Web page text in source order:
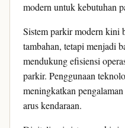
modern untuk kebutuhan
Sistem parkir modern kini
tambahan, tetapi menjadi
mendukung efisiensi
parkir. Penggunaan
meningkatkan
arus kendaraan.